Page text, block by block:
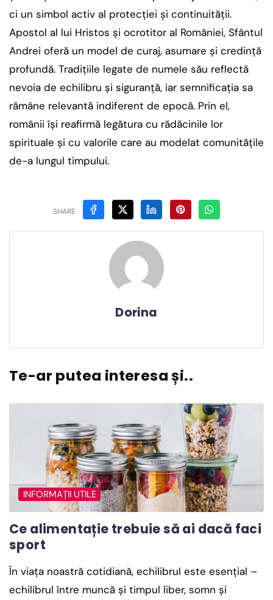
ci un simbol activ al protecției și continuității.
Apostol al lui Hristos și ocrotitor al României, Sfântul
Andrei oferă un model de curaj, asumare și credință
profundă. Tradițiile legate de numele său reflectă
nevoia de echilibru și siguranță, iar semnificația sa
rămâne relevantă indiferent de epocă. Prin el,
românii își reafirmă legătura cu rădăcinile lor
spirituale și cu valorile care au modelat comunitățile
de-a lungul timpului.
SHARE
Dorina
Te-ar putea interesa și..
INFORMAȚII UTILE
Ce alimentație trebuie să ai dacă faci
sport
În viața noastră cotidiană, echilibrul este esențial –
echilibrul între muncă și timpul liber, somn și